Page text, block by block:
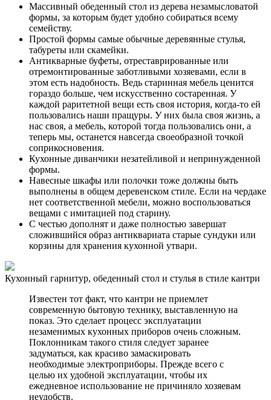
Массивный обеденный стол из дерева незамысловатой
формы, за которым будет удобно собираться всему
семейству.
Простой формы самые обычные деревянные стулья,
табуреты или скамейки.
Антикварные буфеты, отреставрированные или
отремонтированные заботливыми хозяевами, если в
этом есть надобность. Ведь старинная мебель ценится
гораздо больше, чем искусственно состаренная. У
каждой раритетной вещи есть своя история, когда-то ей
пользовались наши пращуры. У них была своя жизнь, а
нас своя, а мебель, которой тогда пользовались они, а
теперь мы, останется навсегда своеобразной точкой
соприкосновения.
Кухонные диванчики незатейливой и непринужденной
формы.
Навесные шкафы или полочки тоже должны быть
выполнены в общем деревенском стиле. Если на чердаке
нет соответственной мебели, можно воспользоваться
вещами с имитацией под старину.
С честью дополнят и даже полностью завершат
сложившийся образ антиквариата старые сундуки или
корзины для хранения кухонной утвари.
Кухонный гарнитур, обеденный стол и стулья в стиле кантри
Известен тот факт, что кантри не приемлет
современную бытовую технику, выставленную на
показ. Это сделает процесс эксплуатации
незаменимых кухонных приборов очень сложным.
Поклонникам такого стиля следует заранее
задуматься, как красиво замаскировать
необходимые электроприборы. Прежде всего с
целью их удобной эксплуатации, чтобы их
ежедневное использование не причиняло хозяевам
неудобств.